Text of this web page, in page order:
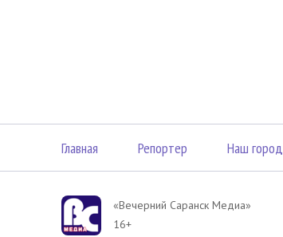
Главная Репортер Наш город
«Вечерний Саранск Mедиа»
16+